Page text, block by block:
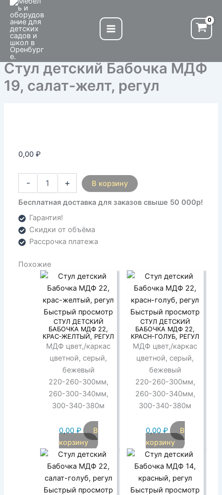
Перейти
содержимому
Стул детский Бабочка МДФ
19, салат-желт, регул
0,00₽
-
Количество
товара
Стул
детский
Бабочка
МДФ
19,
салат-
желт,
регул
+ В корзину
Бесплатная доставка для заказов свыше 50 000р!
Гарантия!
Скидки от объёма
Рассрочка платежа
Похожие
Быстрый просмотр
СТУЛ ДЕТСКИЙ
БАБОЧКА МДФ 22,
КРАС-ЖЕЛТЫЙ, РЕГУЛ
МДФ цвет,/каркас
цветной, серый,
бежевый
220-260-300мм,
260-300-340мм,
300-340-380м
0,00 ₽
В
корзину
Быстрый просмотр
СТУЛ ДЕТСКИЙ
БАБОЧКА МДФ 22,
КРАСН-ГОЛУБ, РЕГУЛ
МДФ цвет,/каркас
цветной, серый,
бежевый
220-260-300мм,
260-300-340мм,
300-340-380м
0,00 ₽
В
корзину
Быстрый просмотр Быстрый просмотр